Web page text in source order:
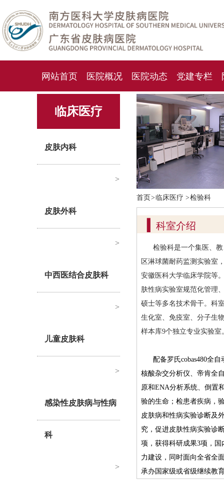
网站首页 医院概况 医院动态 党建专栏
化妆品检测中心 期刊杂志 就诊指南 人才
临床医疗
皮肤内科
>
皮肤外科
>
中西医结合皮肤科
>
儿童皮肤科
>
感染性皮肤病与性病
科
>
首页>临床医疗 >检验科
▍科室介绍
检验科是一个集医、
区淋球菌耐药监测实验室
安徽医科大学临床学院等
肤性病实验室规范化管理
硕士等多名技术骨干。科
生化室、免疫室、分子生
样本库9个独立专业实验室
配备罗氏cobas480全
核酸杂交分析仪、帝肯全
原和ENA分析系统、倒置
验的生命；检患者疾病，
皮肤病和性病实验诊断及
究，促进皮肤性病实验诊
项，获得科研成果3项，
力建设，同时面向全省全
承办国家级或省级继续教